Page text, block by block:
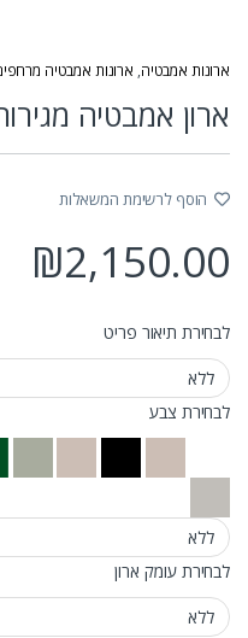
ארונות אמבטיה, ארונות אמבטיה
ארון אמבטיה
הוסף לרשימת המשאלות
₪2,150.00
לבחירת תיאור פריט
לבחירת צבע
לבחירת עומק ארון